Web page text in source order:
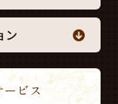
ン
ビス